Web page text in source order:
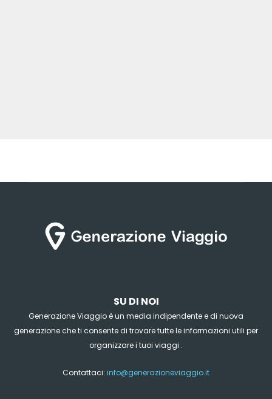
SU DI NOI
Generazione Viaggio è un media indipendente e di nuova
generazione che ti consente di trovare tutte le informazioni utili per
organizzare i tuoi viaggi .
Contattaci: info@generazioneviaggio.it